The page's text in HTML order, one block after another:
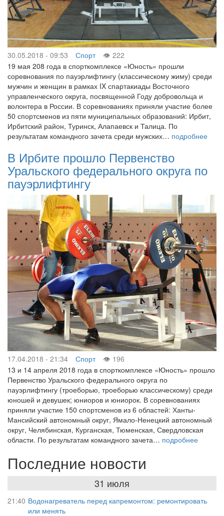
30.05.2018 - 09:53 Спорт
222
19 мая 208 года в спорткомплексе «Юность» прошли
соревнования по пауэрлифтингу (классическому жиму) среди
мужчин и женщин в рамках IX спартакиады Восточного
управленческого округа, посвященной Году добровольца и
волонтера в России. В соревнованиях приняли участие более
50 спортсменов из пяти муниципальных образований: Ирбит,
Ирбитский район, Туринск, Алапаевск и Талица. По
результатам командного зачета среди мужских… подробнее
В Ирбите прошло Первенство
Уральского федерального округа по
пауэрлифтингу
17.04.2018 - 21:34 Спорт
196
13 и 14 апреля 2018 года в спорткомплексе «Юность» прошло
Первенство Уральского федерального округа по
пауэрлифтингу (троеборью, троеборью классическому) среди
юношей и девушек; юниоров и юниорок. В соревнованиях
приняли участие 150 спортсменов из 6 областей: Ханты-
Мансийский автономный округ, Ямало-Ненецкий автономный
округ, Челябинская, Курганская, Тюменская, Свердловская
области. По результатам командного зачета… подробнее
Последние новости
31 июля
21:40 Водонагреватель перед капремонтом: ремонтировать
или менять